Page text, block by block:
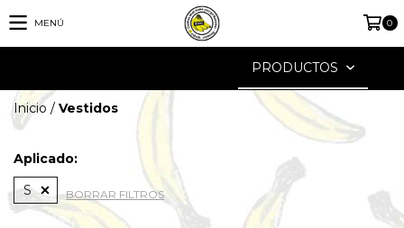
MENÚ 0
PRODUCTOS
Inicio / Vestidos
Aplicado:
S
BORRAR FILTROS